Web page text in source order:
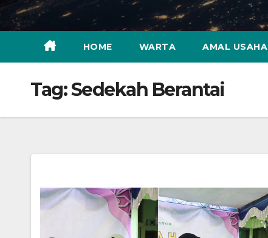
HOME WARTA AMAL USAHA
Tag:Sedekah Berantai